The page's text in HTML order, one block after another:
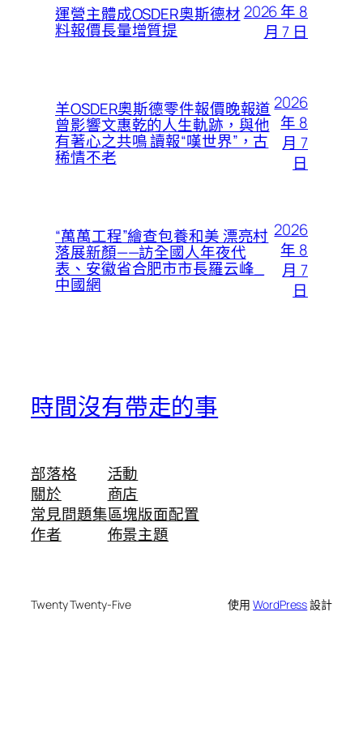
運營主體成OSDER奧斯德材
料報價長量增質提
2026 年 8
月 7 日
羊OSDER奧斯德零件報價晚報道
曾影響文惠乾的人生軌跡，與他
有著心之共鳴 讀報“嘆世界”，古
稀情不老
2026
年 8
月 7
日
“萬萬工程”繪查包養和美 漂亮村
落展新顏——訪全國人年夜代
表、安徽省合肥市市長羅云峰_
中國網
2026
年 8
月 7
日
時間沒有帶走的事
部落格
關於
常見問題集
作者
活動
商店
區塊版面配置
佈景主題
Twenty Twenty-Five 使用WordPress設計